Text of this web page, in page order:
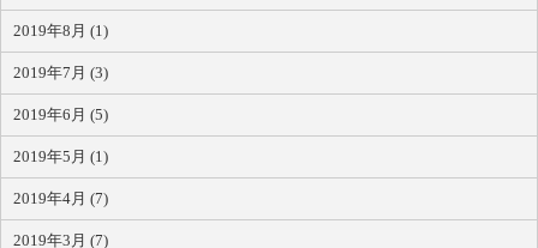
2019年8月 (1)
2019年7月 (3)
2019年6月 (5)
2019年5月 (1)
2019年4月 (7)
2019年3月 (7)